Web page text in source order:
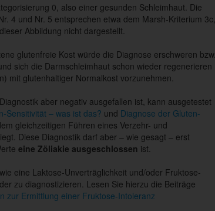
0, also einer gesunden Schleimhaut. Die
4 und Nr. 5 entsprechen etwa dem Marsh-Kriterium 3c,
Abbildung nicht dargestellt.
glutenfreie Kost würde die Diagnose erschweren bzw.
sich die Darmschleimhaut schon wieder regenerieren
mit glutenhaltiger Normalkost vorzunehmen.
aber negativ ausgefallen ist, kann ausgetestet
Sensitivität – was ist das? und Diagnose der Gluten-
gleichzeitigen Führen eines Verzehr- und
Diese Diagnostik darf aber – wie gesagt – erst
eine Zöliakie ausgeschlossen ist.
eine Laktose-Unverträglichkeit und/oder Fruktose-
zu diagnostizieren. Lesen Sie hierzu die Beiträge
zur Ermittlung einer Fruktose-Intoleranz